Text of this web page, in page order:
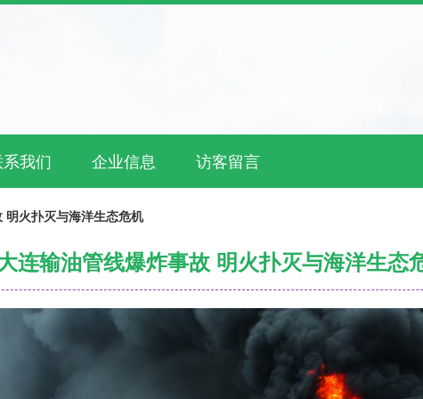
系我们 企业信息 访客留言
明火扑灭与海洋生态危机
连输油管线爆炸事故 明火扑灭与海洋生态